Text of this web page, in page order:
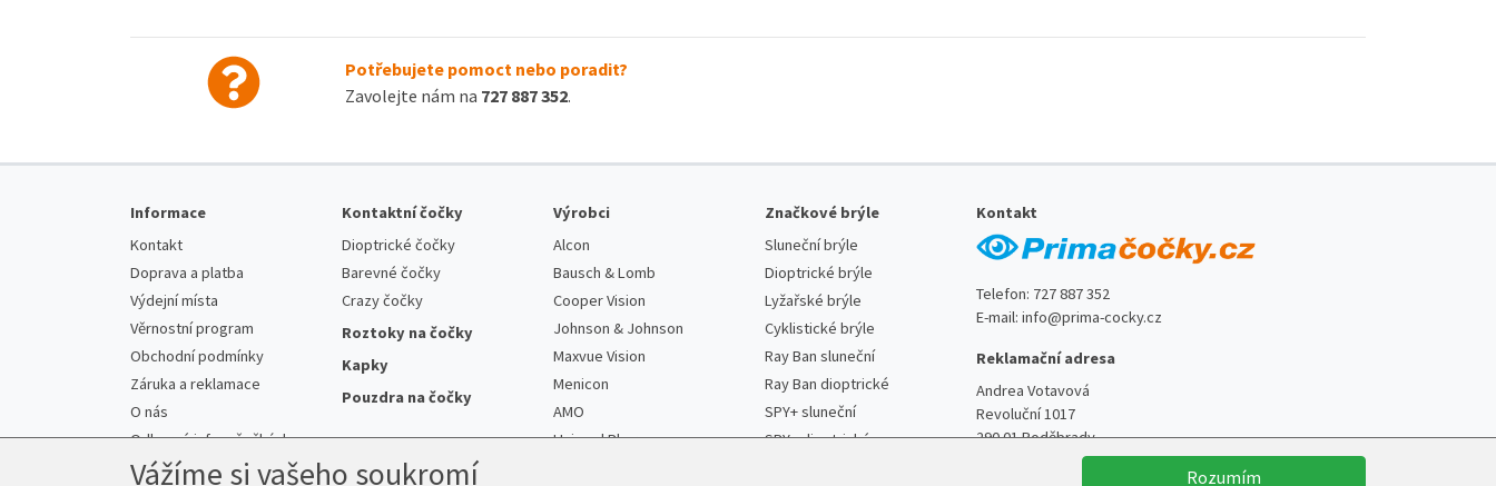
Potřebujete pomoct nebo poradit?
Zavolejte nám na 727 887 352.
Informace
Kontakt
Doprava a platba
Výdejní místa
Věrnostní program
Obchodní podmínky
Záruka a reklamace
O nás
Odborné info o čočkách
Kontaktní čočky
Dioptrické čočky
Barevné čočky
Crazy čočky
Roztoky na čočky
Kapky
Pouzdra na čočky
Výrobci
Alcon
Bausch & Lomb
Cooper Vision
Johnson & Johnson
Maxvue Vision
Menicon
AMO
Unimed Pharma
Značkové brýle
Sluneční brýle
Dioptrické brýle
Lyžařské brýle
Cyklistické brýle
Ray Ban sluneční
Ray Ban dioptrické
SPY+ sluneční
SPY+ dioptrické
Kontakt
Telefon: 727 887 352
E-mail: info@prima-cocky.cz
Reklamační adresa
Andrea Votavová
Revoluční 1017
290 01 Poděbrady
Vážíme si vašeho soukromí Rozumím